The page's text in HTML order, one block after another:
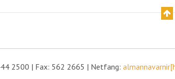
2500 | Fax: 562 2665 | Netfang: